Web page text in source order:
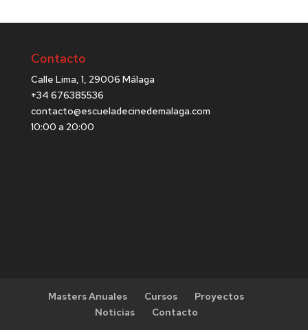
Contacto
Calle Lima, 1, 29006 Málaga
+34 676385536
contacto@escueladecinedemalaga.com
10:00 a 20:00
Masters Anuales Cursos
Proyectos
Noticias
Contacto